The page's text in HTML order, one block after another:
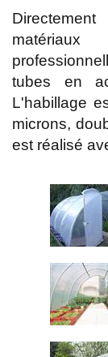
tubes en
L'habillage
microns,
est réalisé